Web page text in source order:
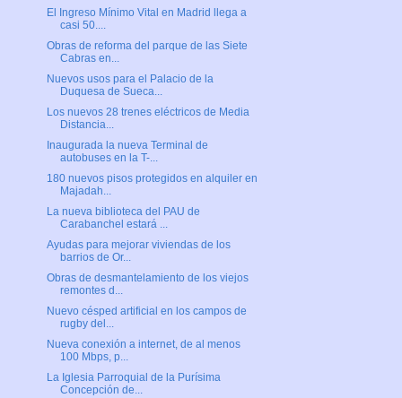
El Ingreso Mínimo Vital en Madrid llega a
casi 50....
Obras de reforma del parque de las Siete
Cabras en...
Nuevos usos para el Palacio de la
Duquesa de Sueca...
Los nuevos 28 trenes eléctricos de Media
Distancia...
Inaugurada la nueva Terminal de
autobuses en la T-...
180 nuevos pisos protegidos en alquiler en
Majadah...
La nueva biblioteca del PAU de
Carabanchel estará ...
Ayudas para mejorar viviendas de los
barrios de Or...
Obras de desmantelamiento de los viejos
remontes d...
Nuevo césped artificial en los campos de
rugby del...
Nueva conexión a internet, de al menos
100 Mbps, p...
La Iglesia Parroquial de la Purísima
Concepción de...